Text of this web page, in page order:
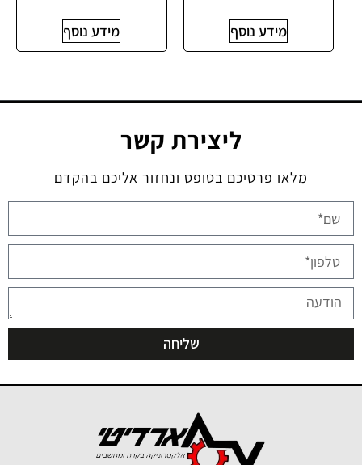
מידע נוסף מידע נוסף
ליצירת קשר
מלאו פרטיכם בטופס ונחזור אליכם בהקדם
שליחה